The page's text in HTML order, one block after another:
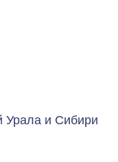
Урала и Сибири